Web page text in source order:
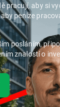
pracují, aby si
peníze
posláním,
znalostí o